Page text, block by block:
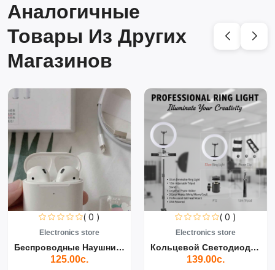
Аналогичные
Товары Из Других
Магазинов
( 0 )
Electronics store
Беспроводные Наушники Air...
125.00с.
( 0 )
Electronics store
Кольцевой Светодиодный Св...
139.00с.